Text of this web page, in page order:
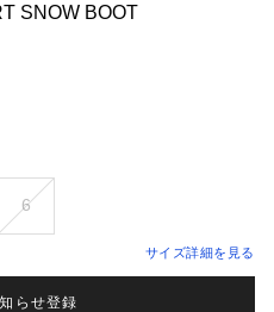
SNOW BOOT
6
サイズ詳細を見る
らせ登録